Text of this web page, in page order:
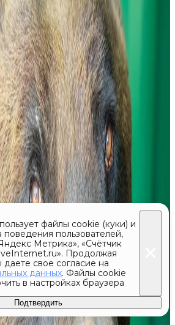
файлы cookie (куки) и
поведения пользователей,
Метрика», «Счётчик
Продолжая
свое согласие на
данных. Файлы cookie
в настройках браузера
Подтвердить